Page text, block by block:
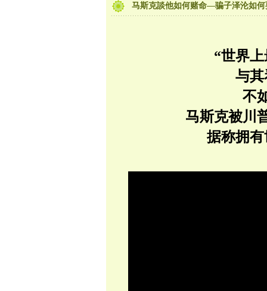
马斯克談他如何赌命—骗子泽沦如何
“世界
与其
不
马斯克被川
据称拥